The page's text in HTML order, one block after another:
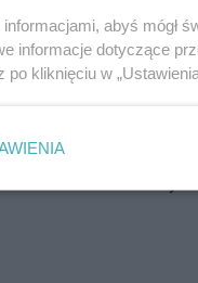
się powtórzy -
mogły wystawiać
serwisie
abyś mógł
informacje dotyczące
po kliknięciu w